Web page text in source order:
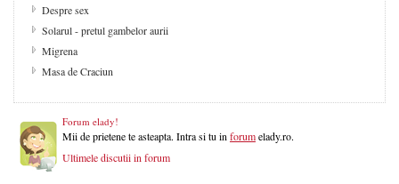
Despre sex
Solarul - pretul gambelor aurii
Migrena
Masa de Craciun
Forum elady!
Mii de prietene te asteapta. Intra si tu inforumelady.ro.
Ultimele discutii in forum